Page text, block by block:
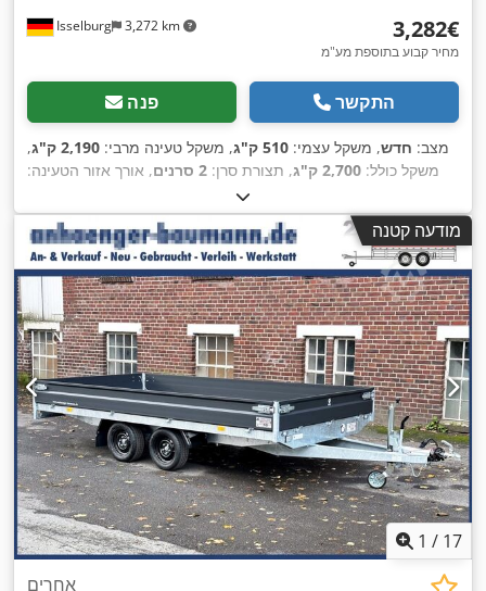
Isselburg 3,272 km ‏3,282 ‏€
מחיר קבוע בתוספת מע"מ
פנה התקשר
מצב: חדש, משקל עצמי: 510 ק"ג , משקל טעינה מרבי: 2,190 ק"ג
,
משקל כולל: 2,700 ק"ג , תצורת סרן: 2 סרנים
, אורך אזור הטעינה:
, רוחב שטח הטעינה:1,800 מ"מ
מ"מ, נפח שטח טעינה:1.8 מ"ק , צבע:שחור, גובה בנייה:950 מ"מ
,
רוחב עבודה:1,860 מ"מ , מודעה קטנה
1 / 17
אחרים